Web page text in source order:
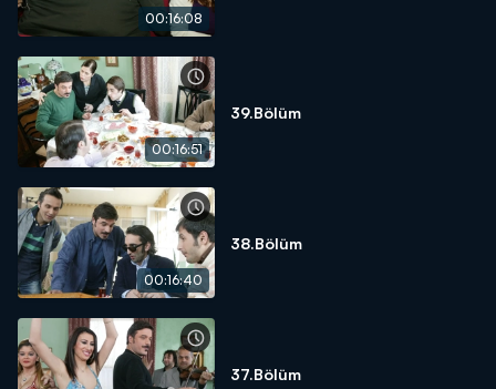
00:16:08
00:16:51
39.Bölüm
00:16:40
38.Bölüm
37.Bölüm